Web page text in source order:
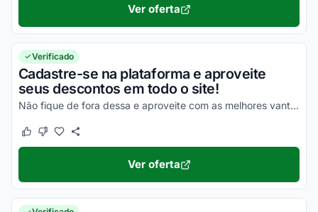
Ver oferta
Verificado
Cadastre-se na plataforma e aproveite
seus descontos em todo o site!
Não fique de fora dessa e aproveite com as melhores vantagens possíveis!
Este cupom funcionou
Este cupom não funcionou
Ver oferta